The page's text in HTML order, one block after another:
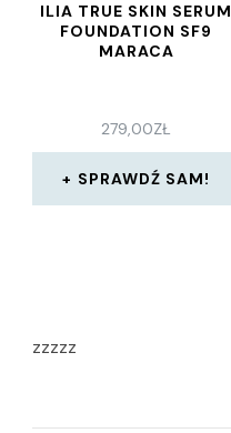
ILIA TRUE SKIN SERUM
FOUNDATION SF9
MARACA
279,00ZŁ
SPRAWDŹ SAM!
zzzzz